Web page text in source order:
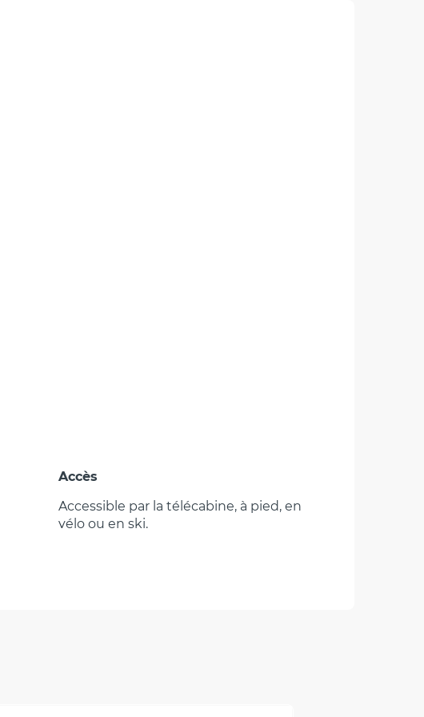
Accès
Accès
Accessible par la télécabine, à pied, en
vélo ou en ski.